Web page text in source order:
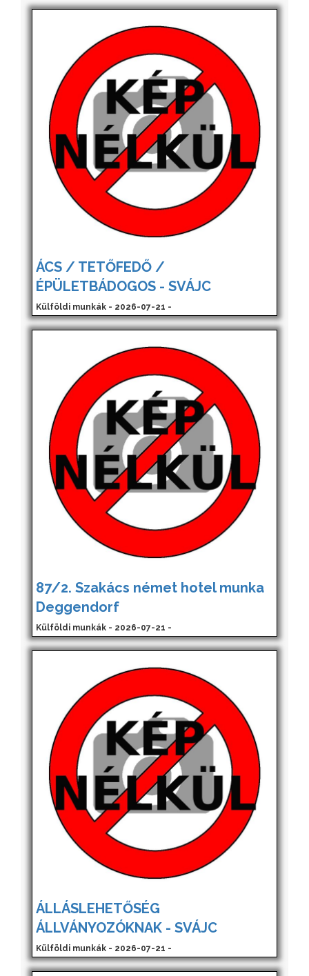
ÁCS / TETŐFEDŐ /
ÉPÜLETBÁDOGOS - SVÁJC
Külföldi munkák - 2026-07-21 -
87/2. Szakács német hotel munka
Deggendorf
Külföldi munkák - 2026-07-21 -
ÁLLÁSLEHETŐSÉG
ÁLLVÁNYOZÓKNAK - SVÁJC
Külföldi munkák - 2026-07-21 -